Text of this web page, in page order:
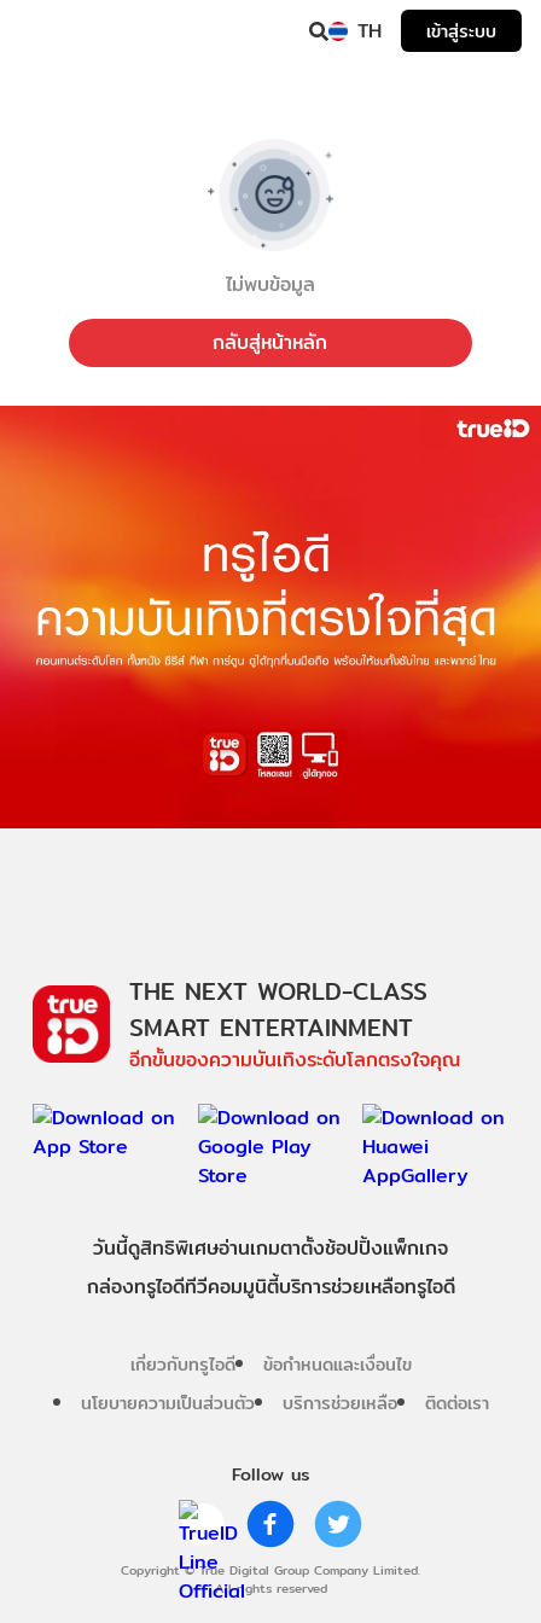
TH เข้าสู่ระบบ
ไม่พบข้อมูล
กลับสู่หน้าหลัก
Follow us
Copyright © True Digital Group Company Limited.
All rights reserved
THE NEXT WORLD-CLASS
SMART ENTERTAINMENT
อีกขั้นของความบันเทิงระดับโลกตรงใจคุณ
วันนี้ดูสิทธิพิเศษอ่านเกมตาตั้งช้อปปิ้งแพ็กเกจ
กล่องทรูไอดีทีวีคอมมูนิตี้บริการช่วยเหลือทรูไอดี
เกี่ยวกับทรูไอดี
ข้อกำหนดและเงื่อนไข
นโยบายความเป็นส่วนตัว
บริการช่วยเหลือ ติดต่อเรา